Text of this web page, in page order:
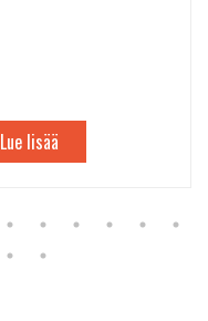
Lue lisää